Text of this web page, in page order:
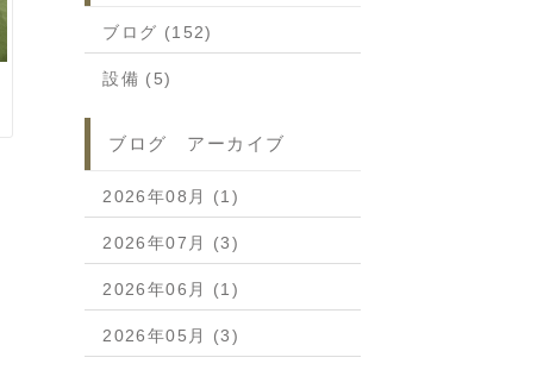
ブログ (152)
設備 (5)
ブログ アーカイブ
2026年08月 (1)
2026年07月 (3)
2026年06月 (1)
2026年05月 (3)